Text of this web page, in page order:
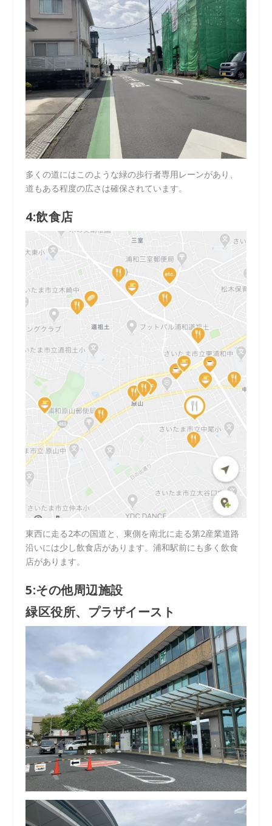
多くの道にはこのような緑の歩行者専用レーンがあり、
道もある程度の広さは確保されています。
4:飲食店
東西に走る2本の国道と、東側を南北に走る第2産業道路
沿いには少し飲食店があります。浦和駅前にも多く飲食
店があります。
5:その他周辺施設
緑区役所、プラザイースト